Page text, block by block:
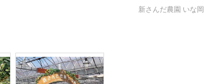
新さんだ農園 いな岡